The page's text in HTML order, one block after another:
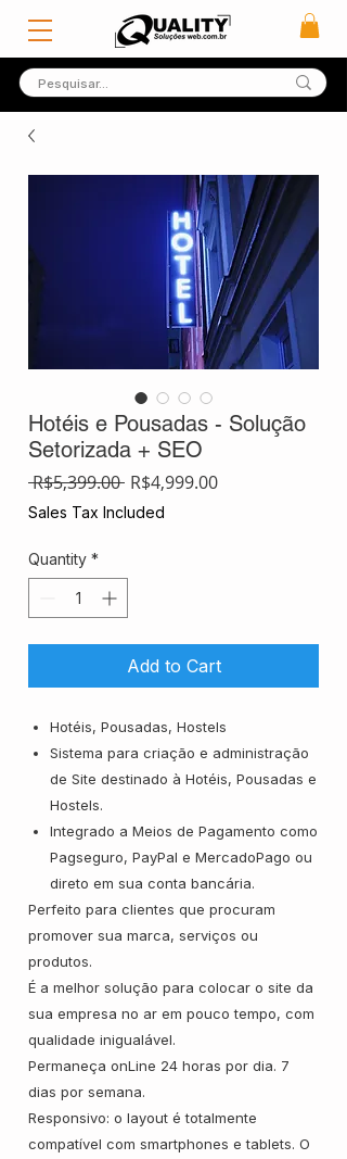
Hotéis e Pousadas - Solução
Setorizada + SEO
R$5,399.00 Regular
Price
R$4,999.00Sale
Sales Tax Included
Quantity *
Add to Cart
Hotéis, Pousadas, Hostels
Sistema para criação e administração
de Site destinado à Hotéis, Pousadas e
Hostels.
Integrado a Meios de Pagamento como
Pagseguro, PayPal e MercadoPago ou
direto em sua conta bancária.
Perfeito para clientes que procuram
promover sua marca, serviços ou
produtos.
É a melhor solução para colocar o site da
sua empresa no ar em pouco tempo, com
qualidade inigualável.
Permaneça onLine 24 horas por dia. 7
dias por semana.
Responsivo: o layout é totalmente
compatível com smartphones e tablets. O